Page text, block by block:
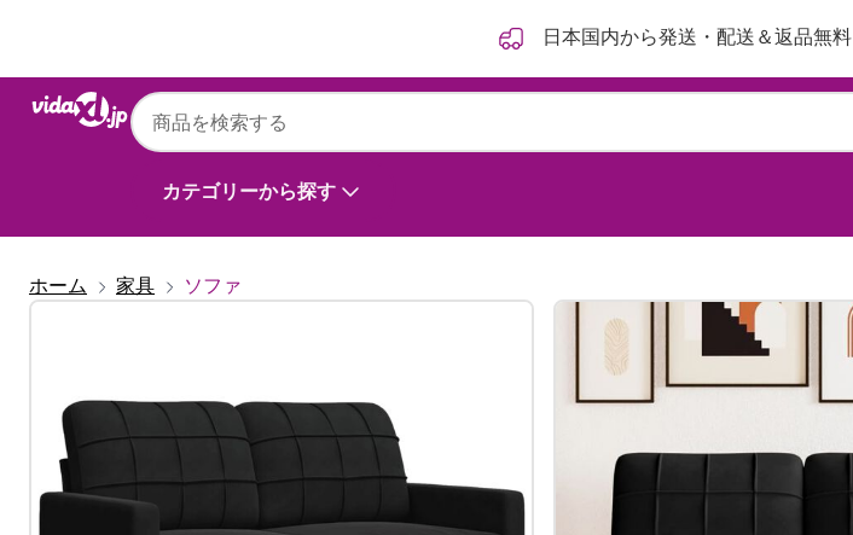
日本国内から発送・配送＆返品無料
カテゴリーから探す
ホーム 家具 ソファ